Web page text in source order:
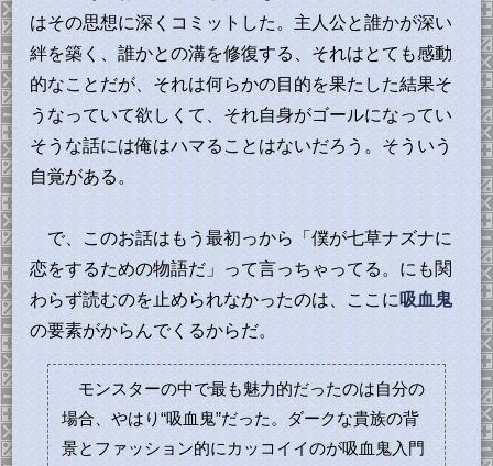
はその思想に深くコミットした。主人公と誰かが深い
絆を築く、誰かとの溝を修復する、それはとても感動
的なことだが、それは何らかの目的を果たした結果そ
うなっていて欲しくて、それ自身がゴールになってい
そうな話には俺はハマることはないだろう。そういう
自覚がある。
で、このお話はもう最初っから「僕が七草ナズナに
恋をするための物語だ」って言っちゃってる。にも関
わらず読むのを止められなかったのは、ここに 吸血鬼
の要素がからんでくるからだ。
モンスターの中で最も魅力的だったのは自分の
場合、やはり“吸血鬼”だった。ダークな貴族の背
景とファッション的にカッコイイのが吸血鬼入門